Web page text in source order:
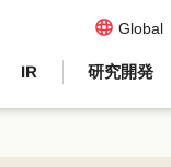
IR 研究開発
Global